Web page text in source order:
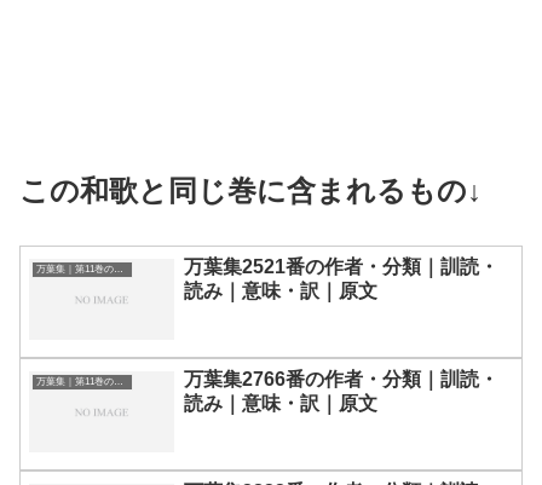
この和歌と同じ巻に含まれるもの↓
万葉集｜第11巻の和歌一覧
万葉集2521番の作者・分類｜訓読・
読み｜意味・訳｜原文
万葉集｜第11巻の和歌一覧
万葉集2766番の作者・分類｜訓読・
読み｜意味・訳｜原文